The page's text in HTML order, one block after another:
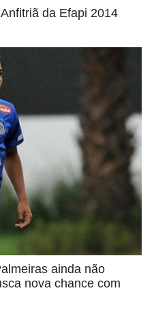
da Efapi 2014
ainda não
nova chance com